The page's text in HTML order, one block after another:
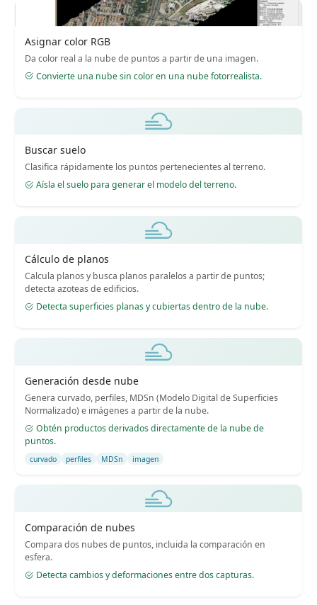
Asignar color RGB
Da color real a la nube de puntos a partir de una imagen.
Convierte una nube sin color en una nube fotorrealista.
Buscar suelo
Clasifica rápidamente los puntos pertenecientes al terreno.
Aísla el suelo para generar el modelo del terreno.
Cálculo de planos
Calcula planos y busca planos paralelos a partir de puntos;
detecta azoteas de edificios.
Detecta superficies planas y cubiertas dentro de la nube.
Generación desde nube
Genera curvado, perfiles, MDSn (Modelo Digital de Superficies
Normalizado) e imágenes a partir de la nube.
Obtén productos derivados directamente de la nube de
puntos.
curvado perfiles MDSn imagen
Comparación de nubes
Compara dos nubes de puntos, incluida la comparación en
esfera.
Detecta cambios y deformaciones entre dos capturas.